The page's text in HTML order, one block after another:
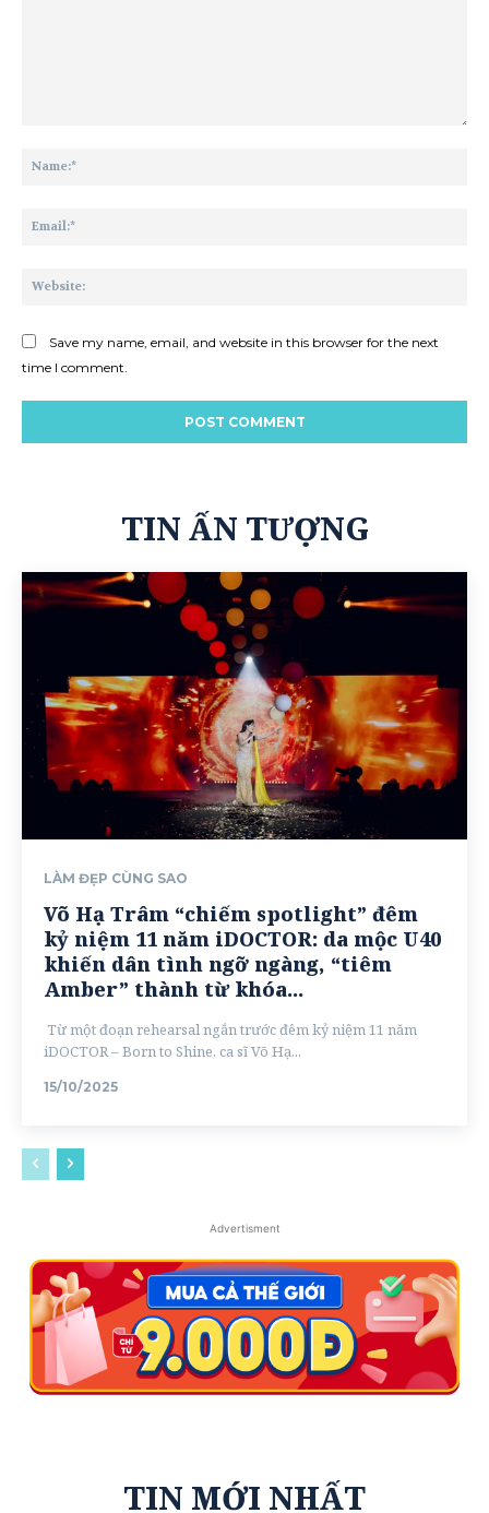
Save my name, email, and website in this browser for the next
time I comment.
TIN ẤN TƯỢNG
LÀM ĐẸP CÙNG SAO
Võ Hạ Trâm “chiếm spotlight” đêm
kỷ niệm 11 năm iDOCTOR: da mộc U40
khiến dân tình ngỡ ngàng, “tiêm
Amber” thành từ khóa...
Từ một đoạn rehearsal ngắn trước đêm kỷ niệm 11 năm
iDOCTOR – Born to Shine, ca sĩ Võ Hạ...
15/10/2025
Advertisment
TIN MỚI NHẤT